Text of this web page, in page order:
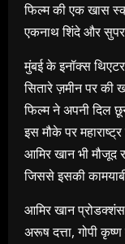
फिल्म की एक खास
एकनाथ शिंदे और
मुंबई के इनॉक्स थिएटर
सितारे ज़मीन पर की
फिल्म ने अपनी दिल
इस मौके पर
आमिर खान भी मौजूद
जिससे इसकी
आमिर खान
अरूष दत्ता, गोपी कृष्ण